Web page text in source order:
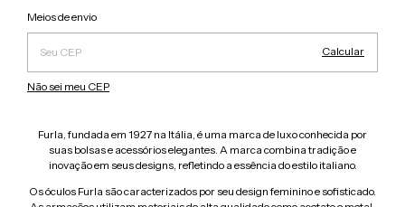
Entregas para o CEP:
Meios de envio
Calcular
Não sei meu CEP
Furla, fundada em 1927 na Itália, é uma marca de luxo conhecida por
suas bolsas e acessórios elegantes. A marca combina tradição e
inovação em seus designs, refletindo a essência do estilo italiano.
Os óculos Furla são caracterizados por seu design feminino e sofisticado.